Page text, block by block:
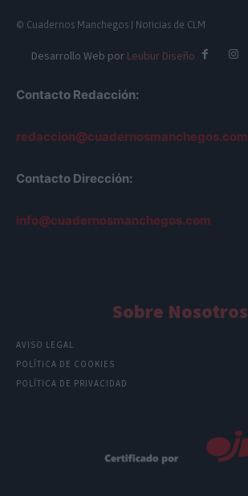
© Cuadernos Manchegos | Noticias de CLM
Desarrollo Web por Leubur Diseño
Contacto Redacción:
redaccion@cuadernosmanchegos.com
Contacto Dirección:
info@cuadernosmanchegos.com
Sobre Nosotros
AVISO LEGAL
POLÍTICA DE COOKIES
POLÍTICA DE PRIVACIDAD